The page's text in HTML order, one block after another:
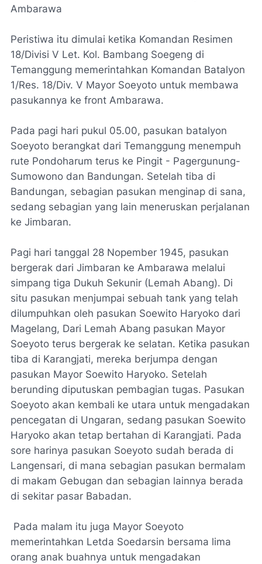
Ambarawa
Peristiwa itu dimulai ketika Komandan Resimen
18/Divisi V Let. Kol. Bambang Soegeng di
Temanggung memerintahkan Komandan Batalyon
1/Res. 18/Div. V Mayor Soeyoto untuk membawa
pasukannya ke front Ambarawa.
Pada pagi hari pukul 05.00, pasukan batalyon
Soeyoto berangkat dari Temanggung menempuh
rute Pondoharum terus ke Pingit - Pagergunung-
Sumowono dan Bandungan. Setelah tiba di
Bandungan, sebagian pasukan menginap di sana,
sedang sebagian yang lain meneruskan perjalanan
ke Jimbaran.
Pagi hari tanggal 28 Nopember 1945, pasukan
bergerak dari Jimbaran ke Ambarawa melalui
simpang tiga Dukuh Sekunir (Lemah Abang). Di
situ pasukan menjumpai sebuah tank yang telah
dilumpuhkan oleh pasukan Soewito Haryoko dari
Magelang, Dari Lemah Abang pasukan Mayor
Soeyoto terus bergerak ke selatan. Ketika pasukan
tiba di Karangjati, mereka berjumpa dengan
pasukan Mayor Soewito Haryoko. Setelah
berunding diputuskan pembagian tugas. Pasukan
Soeyoto akan kembali ke utara untuk mengadakan
pencegatan di Ungaran, sedang pasukan Soewito
Haryoko akan tetap bertahan di Karangjati. Pada
sore harinya pasukan Soeyoto sudah berada di
Langensari, di mana sebagian pasukan bermalam
di makam Gebugan dan sebagian lainnya berada
di sekitar pasar Babadan.
Pada malam itu juga Mayor Soeyoto
memerintahkan Letda Soedarsin bersama lima
orang anak buahnya untuk mengadakan